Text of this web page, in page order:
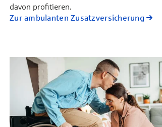
davon profitieren.
Zur ambulanten Zusatzversicherung